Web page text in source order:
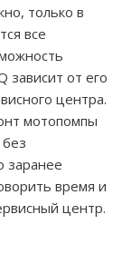
только в
все
зависит от его
центра.
мотопомпы
заранее
время и
центр.